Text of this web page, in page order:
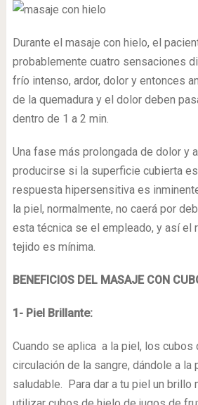
Durante el masaje con hielo, el
probablemente cuatro sensaciones
frío intenso, ardor, dolor y entonces
de la quemadura y el dolor deben
dentro de 1 a 2 min.
Una fase más prolongada de dolor y
producirse si la superficie cubierta
respuesta hipersensitiva es
la piel, normalmente, no caerá por
esta técnica se el empleado, y así el
tejido es mínima.
BENEFICIOS DEL MASAJE CON
1- Piel Brillante:
Cuando se aplica a la piel, los cubos
circulación de la sangre, dándole a la
saludable. Para dar a tu piel un brillo